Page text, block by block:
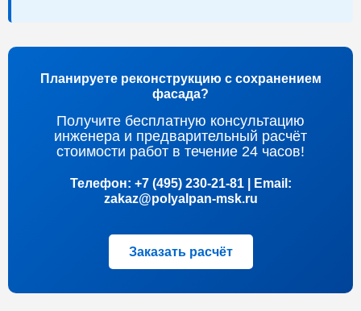
Планируете реконструкцию с сохранением
фасада?
Получите бесплатную консультацию
инженера и предварительный расчёт
стоимости работ в течение 24 часов!
Телефон: +7 (495) 230-21-81 | Email:
zakaz@polyalpan-msk.ru
Заказать расчёт